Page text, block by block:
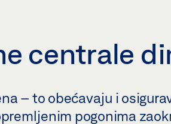
centrale
– to obećavaju i
pogonima